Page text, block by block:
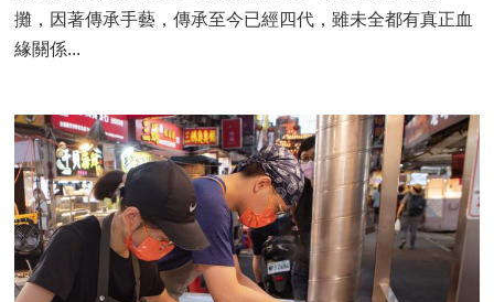
攤，因著傳承手藝，傳承至今已經四代，雖未全都有真正血
緣關係...